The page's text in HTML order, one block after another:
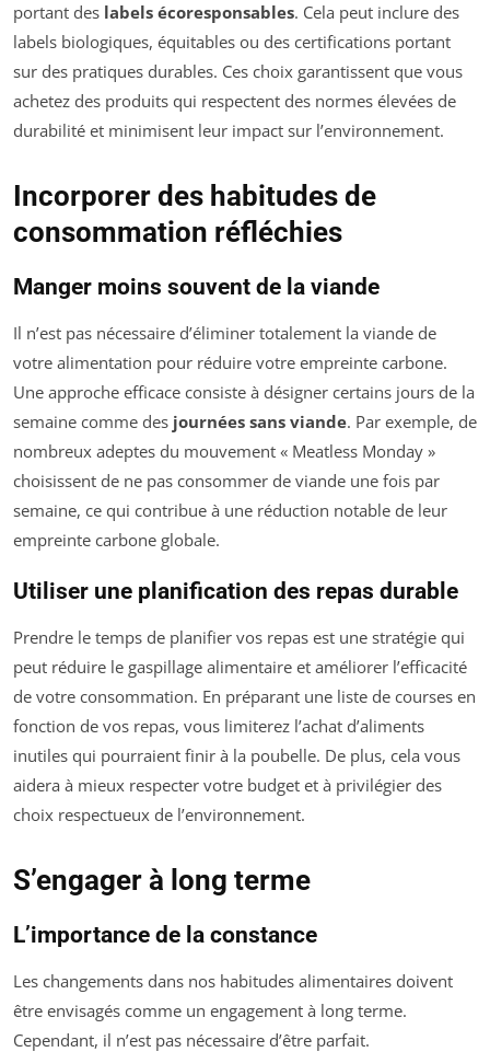
portant des labels écoresponsables. Cela peut inclure des
labels biologiques, équitables ou des certifications portant
sur des pratiques durables. Ces choix garantissent que vous
achetez des produits qui respectent des normes élevées de
durabilité et minimisent leur impact sur l’environnement.
Incorporer des habitudes de
consommation réfléchies
Manger moins souvent de la viande
Il n’est pas nécessaire d’éliminer totalement la viande de
votre alimentation pour réduire votre empreinte carbone.
Une approche efficace consiste à désigner certains jours de la
semaine comme des journées sans viande. Par exemple, de
nombreux adeptes du mouvement « Meatless Monday »
choisissent de ne pas consommer de viande une fois par
semaine, ce qui contribue à une réduction notable de leur
empreinte carbone globale.
Utiliser une planification des repas durable
Prendre le temps de planifier vos repas est une stratégie qui
peut réduire le gaspillage alimentaire et améliorer l’efficacité
de votre consommation. En préparant une liste de courses en
fonction de vos repas, vous limiterez l’achat d’aliments
inutiles qui pourraient finir à la poubelle. De plus, cela vous
aidera à mieux respecter votre budget et à privilégier des
choix respectueux de l’environnement.
S’engager à long terme
L’importance de la constance
Les changements dans nos habitudes alimentaires doivent
être envisagés comme un engagement à long terme.
Cependant, il n’est pas nécessaire d’être parfait.